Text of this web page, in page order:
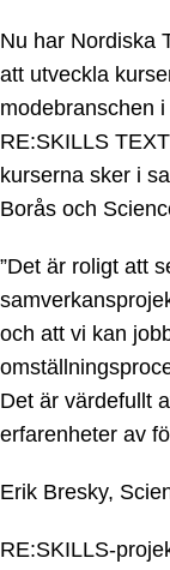
Nu har Nordiska
att utveckla
modebranschen
RE:SKILLS
kurserna sker i
Borås och
”Det är roligt att
och att vi kan
Det är värdefullt
erfarenheter av
Erik Bresky,
RE:SKILLS-